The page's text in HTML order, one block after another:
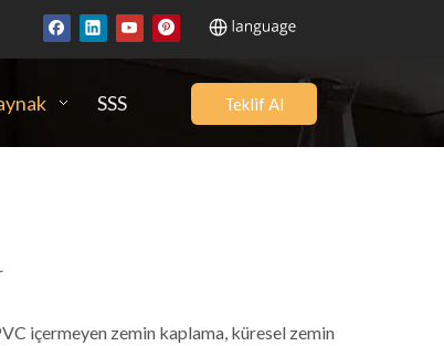
SSS Teklif Al
içermeyen zemin kaplama, küresel zemin